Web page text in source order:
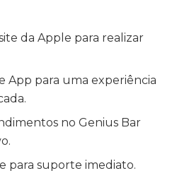
da Apple para realizar
App para uma experiência
no Genius Bar
para suporte imediato.